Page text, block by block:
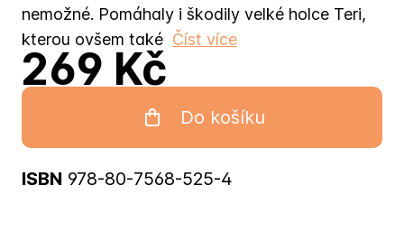
nemožné. Pomáhaly i škodily velké holce Teri,
kterou ovšem také Číst více
269 Kč
Do košíku
ISBN 978-80-7568-525-4